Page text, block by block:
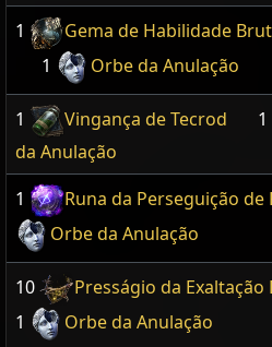
1
Gema de Habilidade
1
Orbe da Anulação
1 Vingança de Tecrod 1
da Anulação
1 Runa da Perseguição de
Orbe da Anulação
10
Presságio da Exaltação
1
Orbe da Anulação